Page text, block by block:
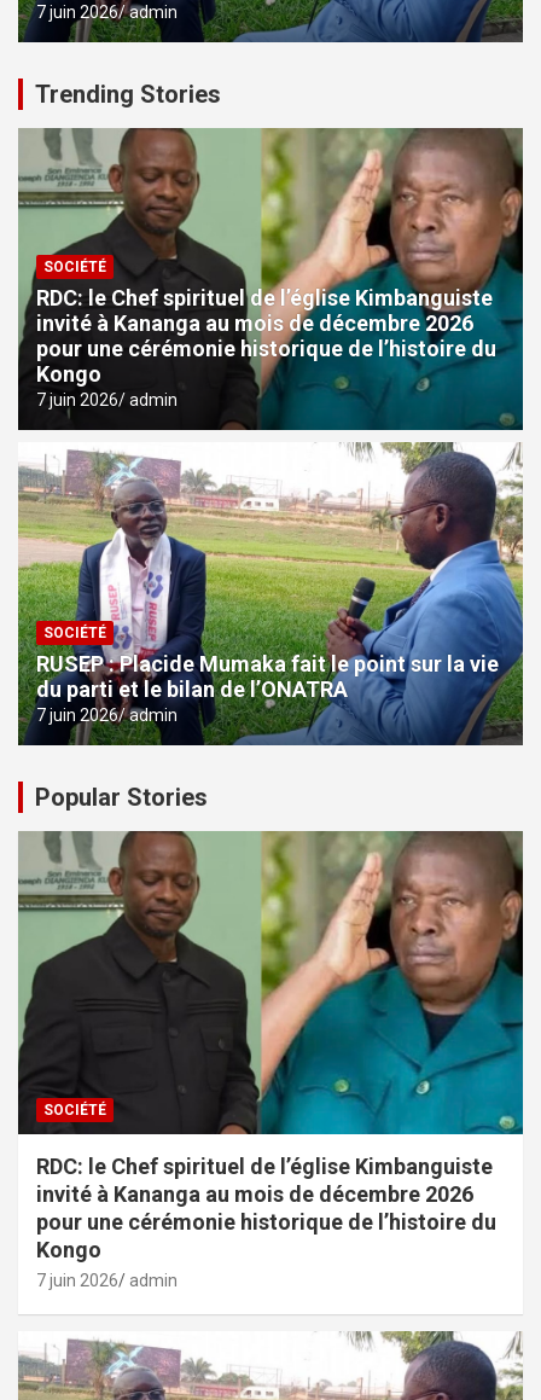
7 juin 2026 admin
Trending Stories
SOCIÉTÉ
RDC: le Chef spirituel de l’église Kimbanguiste
invité à Kananga au mois de décembre 2026
pour une cérémonie historique de l’histoire du
Kongo
7 juin 2026 admin
SOCIÉTÉ
RUSEP : Placide Mumaka fait le point sur la vie
du parti et le bilan de l’ONATRA
7 juin 2026 admin
Popular Stories
SOCIÉTÉ
RDC: le Chef spirituel de l’église Kimbanguiste
invité à Kananga au mois de décembre 2026
pour une cérémonie historique de l’histoire du
Kongo
7 juin 2026 admin